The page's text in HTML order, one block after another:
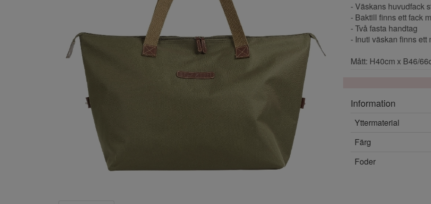
- Väskans huvudfack
- Baktill finns ett fack
- Två fasta handtag
- Inuti väskan finns
Mått: H40cm x B46/
Information
Yttermaterial
Färg
Foder